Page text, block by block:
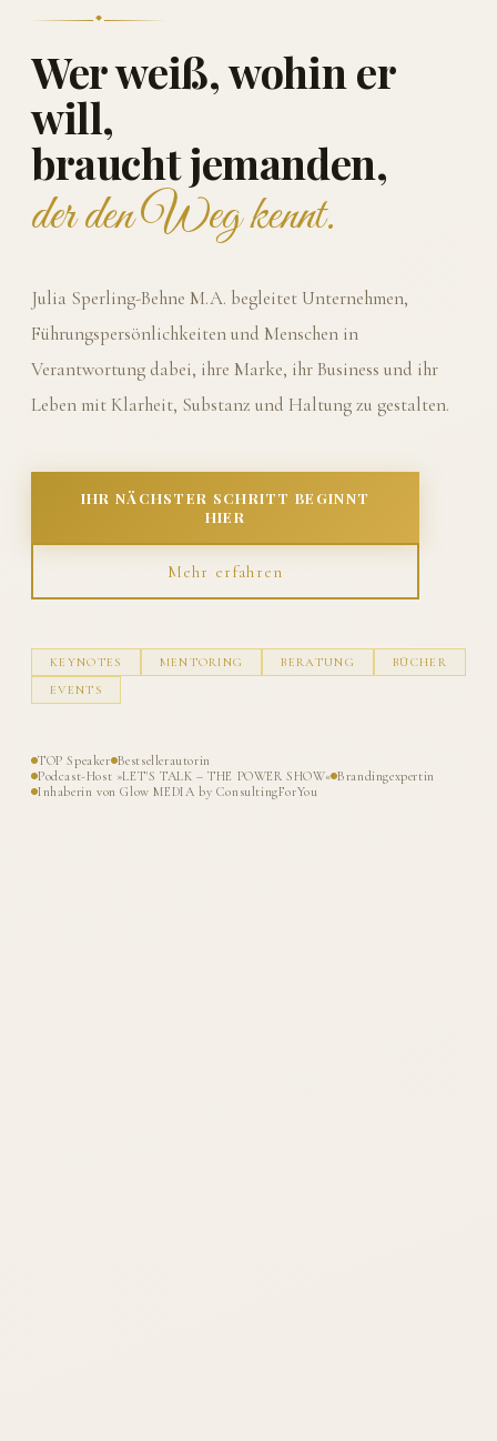
Wer weiß, wohin er
will,
braucht jemanden,
der den Weg kennt.
Julia Sperling-Behne M.A. begleitet Unternehmen,
Führungspersönlichkeiten und Menschen in
Verantwortung dabei, ihre Marke, ihr Business und ihr
Leben mit Klarheit, Substanz und Haltung zu gestalten.
IHR NÄCHSTER SCHRITT BEGINNT
HIER
Mehr erfahren
KEYNOTES MENTORING BERATUNG
BÜCHER
EVENTS
TOP Speaker Bestsellerautorin
Podcast-Host »LET'S TALK – THE POWER SHOW« Brandingexpertin
Inhaberin von Glow MEDIA by ConsultingForYou